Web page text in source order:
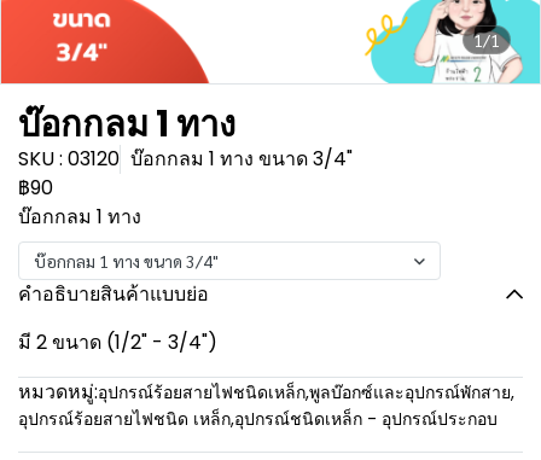
1/1
บ๊อกกลม 1 ทาง
SKU : 03120 บ๊อกกลม 1 ทาง ขนาด 3/4"
฿90
บ๊อกกลม 1 ทาง
บ๊อกกลม 1 ทาง ขนาด 3/4"
คำอธิบายสินค้าแบบย่อ
มี 2 ขนาด (1/2" - 3/4")
หมวดหมู่:อุปกรณ์ร้อยสายไฟชนิดเหล็ก,พูลบ๊อกซ์และอุปกรณ์พักสาย,
อุปกรณ์ร้อยสายไฟชนิด เหล็ก,อุปกรณ์ชนิดเหล็ก - อุปกรณ์ประกอบ